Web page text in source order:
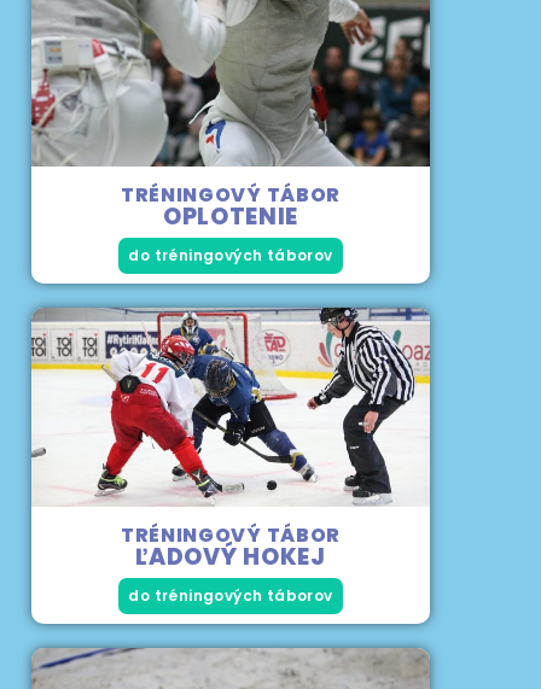
TRÉNINGOVÝ TÁBOR
OPLOTENIE
do tréningových táborov
TRÉNINGOVÝ TÁBOR
ĽADOVÝ HOKEJ
do tréningových táborov